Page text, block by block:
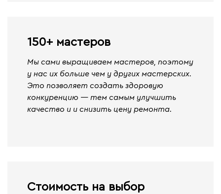
150+ мастеров
Мы сами выращиваем мастеров, поэтому
у нас их больше чем у других мастерских.
Это позволяет создать здоровую
конкуренцию — тем самым улучшить
качество и и снизить цену ремонта.
Стоимость на выбор